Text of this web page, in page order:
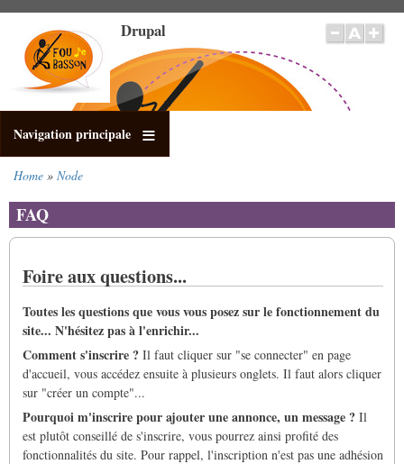
contenuto
principale
Drupal
Navigation principale
di
pane
Home Node
FAQ
Foire aux questions...
Toutes les questions que vous vous posez sur le fonctionnement du
site... N'hésitez pas à l'enrichir...
Comment s'inscrire ? Il faut cliquer sur "se connecter" en page
d'accueil, vous accédez ensuite à plusieurs onglets. Il faut alors cliquer
sur "créer un compte"...
Pourquoi m'inscrire pour ajouter une annonce, un message ? Il
est plutôt conseillé de s'inscrire, vous pourrez ainsi profité des
fonctionnalités du site. Pour rappel, l'inscription n'est pas une adhésion